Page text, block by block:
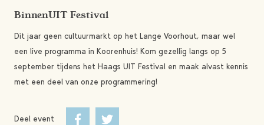
BinnenUIT Festival
Dit jaar geen cultuurmarkt op het Lange Voorhout, maar wel
een live programma in Koorenhuis! Kom gezellig langs op 5
september tijdens het Haags UIT Festival en maak alvast kennis
met een deel van onze programmering!
Deel event